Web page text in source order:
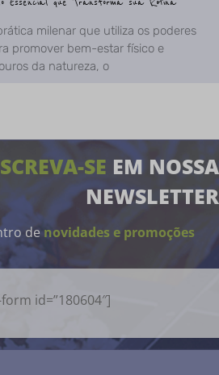
milenar que utiliza os poderes
promover bem-estar físico e
da natureza, o
SE EM NOSSA
NEWSLETTER
de novidades e promoções
id=”180604″]